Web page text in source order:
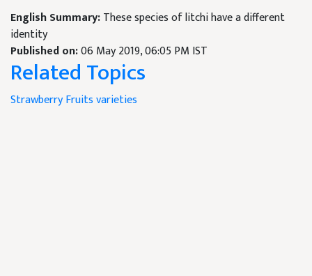
English Summary:These species of litchi have a different
identity
Published on:06 May 2019, 06:05 PM IST
Related Topics
StrawberryFruitsvarieties